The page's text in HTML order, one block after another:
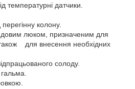
температурні датчики.
колону.
люком, призначеним для
для внесення необхідних
солоду.